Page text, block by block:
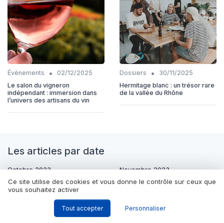
Évènements •
02/12/2025
Le salon du vigneron
indépendant : immersion dans
l’univers des artisans du vin
Dossiers •
30/11/2025
Hermitage blanc : un trésor rare
de la vallée du Rhône
Les articles par date
Octobre 2023
Novembre 2023
Décembre 2023
Janvier 2024
Octobre 2024
Ce site utilise des cookies et vous donne le contrôle sur ceux que
vous souhaitez activer
Tout accepter Personnaliser